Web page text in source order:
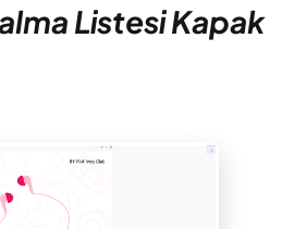
Listesi Kapak